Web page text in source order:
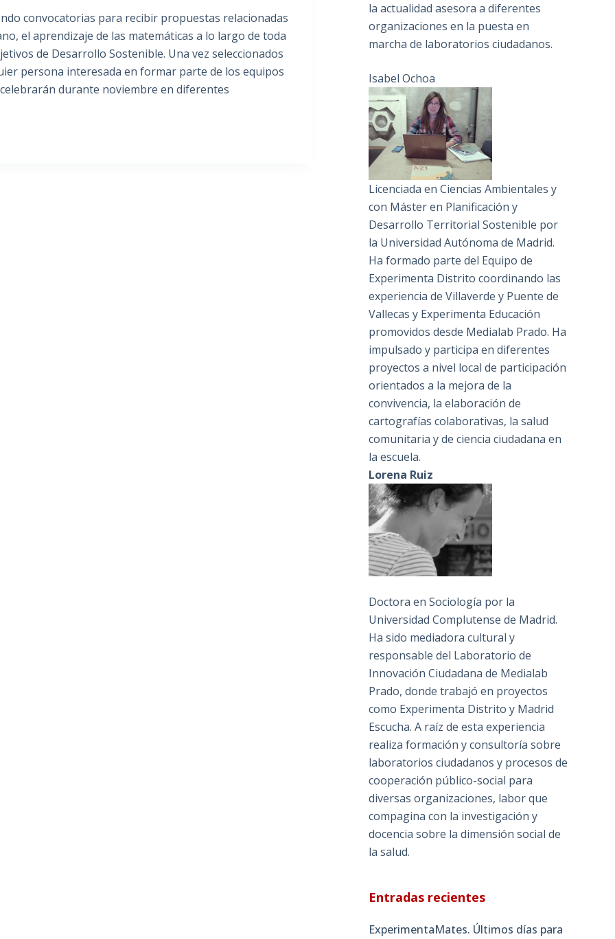
convocatorias para recibir propuestas relacionadas
el aprendizaje de las matemáticas a lo largo de toda
de Desarrollo Sostenible. Una vez seleccionados
persona interesada en formar parte de los equipos
durante noviembre en diferentes
la actualidad asesora a diferentes
organizaciones en la puesta en
marcha de laboratorios ciudadanos.
Isabel Ochoa
Licenciada en Ciencias Ambientales y
con Máster en Planificación y
Desarrollo Territorial Sostenible por
la Universidad Autónoma de Madrid.
Ha formado parte del Equipo de
Experimenta Distrito coordinando las
experiencia de Villaverde y Puente de
Vallecas y Experimenta Educación
promovidos desde Medialab Prado. Ha
impulsado y participa en diferentes
proyectos a nivel local de participación
orientados a la mejora de la
convivencia, la elaboración de
cartografías colaborativas, la salud
comunitaria y de ciencia ciudadana en
la escuela.
Lorena Ruiz
Doctora en Sociología por la
Universidad Complutense de Madrid.
Ha sido mediadora cultural y
responsable del Laboratorio de
Innovación Ciudadana de Medialab
Prado, donde trabajó en proyectos
como Experimenta Distrito y Madrid
Escucha. A raíz de esta experiencia
realiza formación y consultoría sobre
laboratorios ciudadanos y procesos de
cooperación público-social para
diversas organizaciones, labor que
compagina con la investigación y
docencia sobre la dimensión social de
la salud.
Entradas recientes
ExperimentaMates. Últimos días para